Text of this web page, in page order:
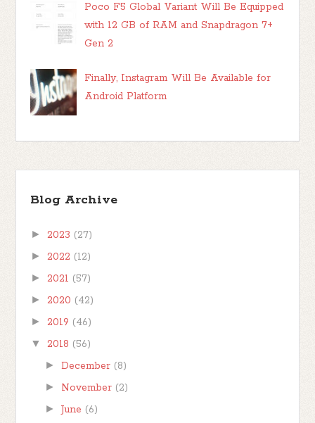
Poco F5 Global Variant Will Be Equipped
with 12 GB of RAM and Snapdragon 7+
Gen 2
Finally, Instagram Will Be Available for
Android Platform
Blog Archive
► 2023 (27)
► 2022 (12)
► 2021 (57)
► 2020 (42)
► 2019 (46)
▼ 2018 (56)
► December (8)
► November (2)
► June (6)